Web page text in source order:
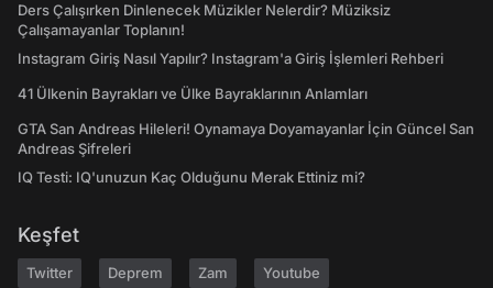
Ders Çalışırken Dinlenecek Müzikler Nelerdir? Müziksiz
Çalışamayanlar Toplanın!
Instagram Giriş Nasıl Yapılır? Instagram'a Giriş İşlemleri Rehberi
41 Ülkenin Bayrakları ve Ülke Bayraklarının Anlamları
GTA San Andreas Hileleri! Oynamaya Doyamayanlar İçin Güncel San
Andreas Şifreleri
IQ Testi: IQ'unuzun Kaç Olduğunu Merak Ettiniz mi?
Keşfet
Twitter Deprem Zam Youtube